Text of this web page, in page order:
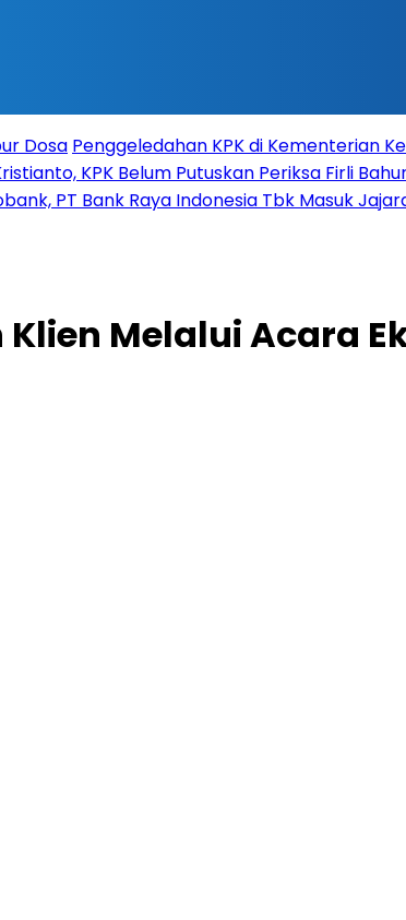
Dosa Penggeledahan KPK di Kementerian
KPK Belum Putuskan Periksa Firli
PT Bank Raya Indonesia Tbk Masuk
Melalui Acara